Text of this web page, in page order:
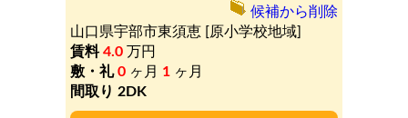
山口県宇部市東須恵 [原小学校地域]
4.0 万円
0 ヶ月 1 ヶ月
2DK
候補から削除